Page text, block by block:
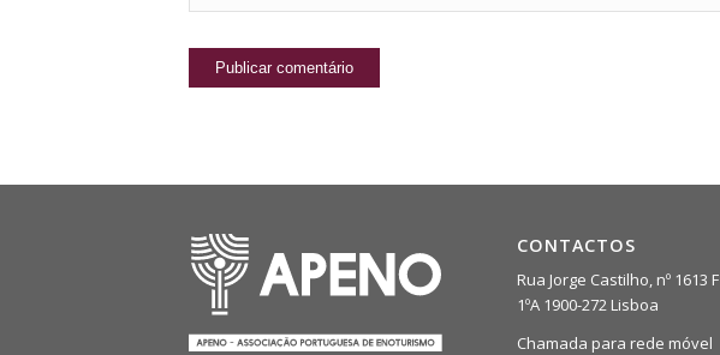
CONTACTOS
Rua Jorge Castilho, nº 1613 F
1ºA 1900-272 Lisboa
Chamada para rede móvel